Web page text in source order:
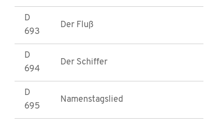
D
693
Der Fluß
D
694
Der Schiffer
D
695
Namenstagslied